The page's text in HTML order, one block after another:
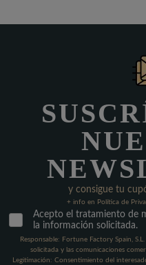
y consigue tu
+ info en Política de
Acepto el tratamiento de
la información solicitada.
Responsable: Fortune Factory Spain,
solicitada y las comunicaciones
Legitimación: Consentimiento del